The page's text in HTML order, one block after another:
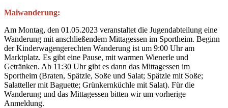
Maiwanderung:
Am Montag, den 01.05.2023 veranstaltet die Jugendabteilung eine
Wanderung mit anschließendem Mittagessen im Sportheim. Beginn
der Kinderwagengerechten Wanderung ist um 9:00 Uhr am
Marktplatz. Es gibt eine Pause, mit warmen Wienerle und
Getränken. Ab 11:30 Uhr gibt es dann das Mittagessen im
Sportheim (Braten, Spätzle, Soße und Salat; Spätzle mit Soße;
Salatteller mit Baguette; Grünkernküchle mit Salat). Für die
Wanderung und das Mittagessen bitten wir um vorherige
Anmeldung.